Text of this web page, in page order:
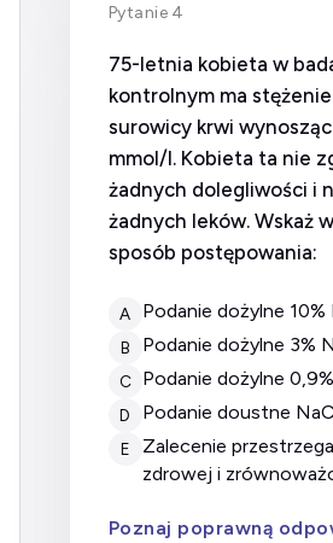
Pytanie 4
75-letnia kobieta w
kontrolnym ma
surowicy krwi
mmol/l. Kobieta ta nie
żadnych dolegliwości i
żadnych leków. Wskaż
sposób postępowania:
A Podanie dożylne 10%
B Podanie dożylne 3%
C Podanie dożylne
D Podanie doustne
E
Zalecenie przestrzegania
zdrowej i
Poznaj poprawną